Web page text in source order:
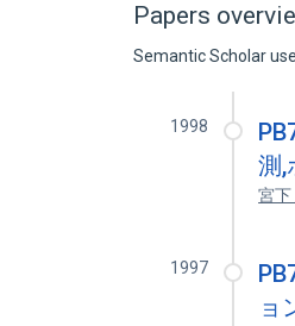
Papers
Semantic Scholar
1998
測,
宮下
1997
ョ